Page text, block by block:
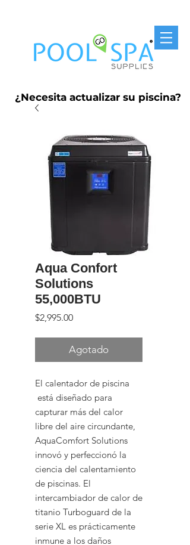
¿Necesita actualizar su piscina?
Aqua Confort
Solutions
55,000BTU
$2,995.00Precio
Agotado
El calentador de piscina
está diseñado para
capturar más del calor
libre del aire circundante,
AquaComfort Solutions
innovó y perfeccionó la
ciencia del calentamiento
de piscinas. El
intercambiador de calor de
titanio Turboguard de la
serie XL es prácticamente
inmune a los daños